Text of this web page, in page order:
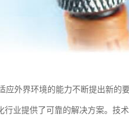
外界环境的能力不断提出新的要
业提供了可靠的解决方案。技术